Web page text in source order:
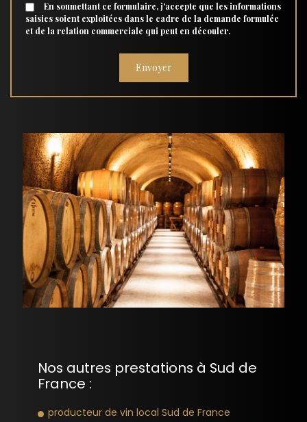
En soumettant ce formulaire, j'accepte que les informations
saisies soient exploitées dans le cadre de la demande formulée
et de la relation commerciale qui peut en découler.
Nos autres prestations à Sud de
France :
producteur de vin local Sud de France